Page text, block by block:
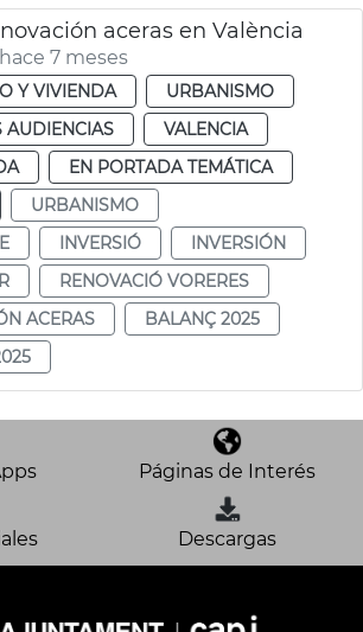
aceras en València
7 meses
Y VIVIENDA
URBANISMO
AUDIENCIAS
VALENCIA
EN PORTADA TEMÁTICA
URBANISMO
INVERSIÓ
INVERSIÓN
RENOVACIÓ VORERES
ACERAS
BALANÇ 2025
Páginas de Interés
Descargas